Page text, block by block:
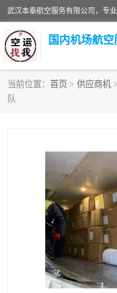
国内机场航空
当前位置： 首页 > 供应商机 >
队